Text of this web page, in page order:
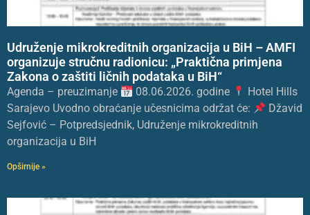
Udruženje mikrokreditnih organizacija u BiH – AMFI
organizuje stručnu radionicu: „Praktična primjena
Zakona o zaštiti ličnih podataka u BiH“
Agenda – preuzimanje 08.06.2026. godine
Hotel Hills
Sarajevo Uvodno obraćanje učesnicima održat će:
Džavid
Sejfović – Potpredsjednik, Udruženje mikrokreditnih
organizacija u BiH
Opširnije »